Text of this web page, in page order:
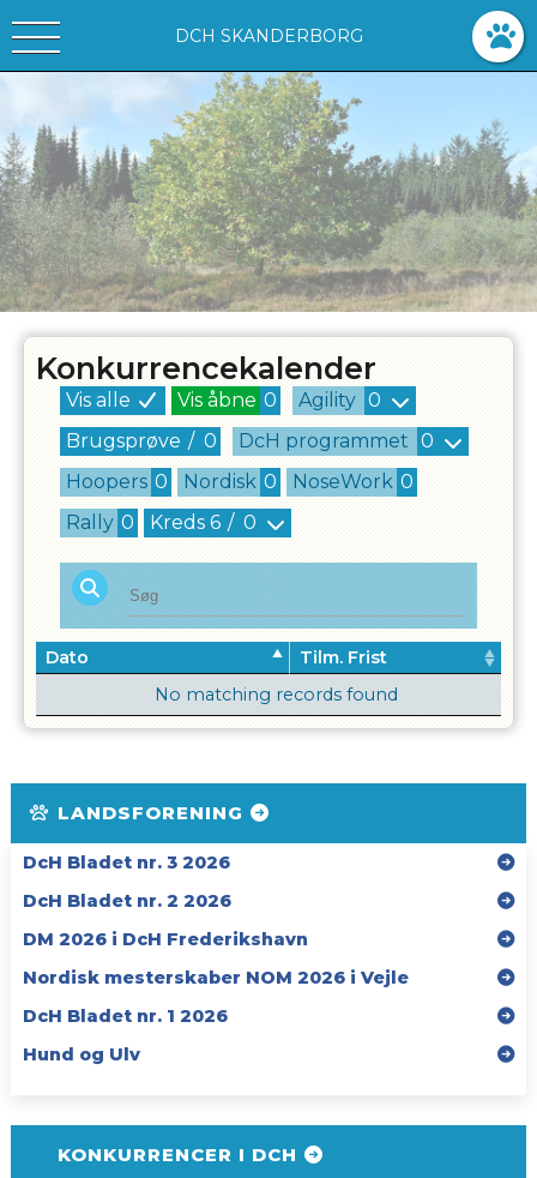
DCH SKANDERBORG
Konkurrencekalender
Vis alle Vis åbne 0 Agility 0
Brugsprøve / 0 DcH programmet 0
Hoopers 0 Nordisk 0 NoseWork 0
Rally 0 Kreds 6 / 0
Dato
Tilm. Frist
No matching records found
LANDSFORENING
DcH Bladet nr. 3 2026
DcH Bladet nr. 2 2026
DM 2026 i DcH Frederikshavn
Nordisk mesterskaber NOM 2026 i Vejle
DcH Bladet nr. 1 2026
Hund og Ulv
KONKURRENCER I DCH